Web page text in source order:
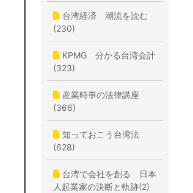
台湾経済 潮流を読む
(230)
KPMG 分かる台湾会計
(323)
産業時事の法律講座
(366)
知っておこう台湾法
(628)
台湾で会社を創る 日本
人起業家の決断と軌跡(2)